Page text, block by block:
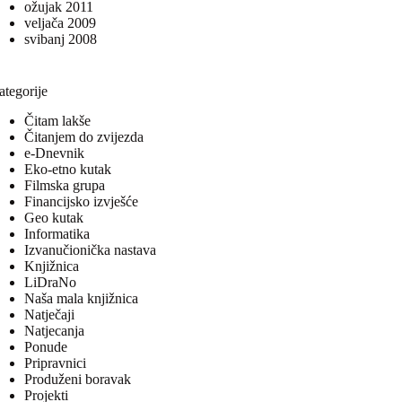
ožujak 2011
veljača 2009
svibanj 2008
Čitam lakše
Čitanjem do zvijezda
e-Dnevnik
Eko-etno kutak
Filmska grupa
Financijsko izvješće
Geo kutak
Informatika
Izvanučionička nastava
Knjižnica
LiDraNo
Naša mala knjižnica
Natječaji
Natjecanja
Ponude
Pripravnici
Produženi boravak
Projekti